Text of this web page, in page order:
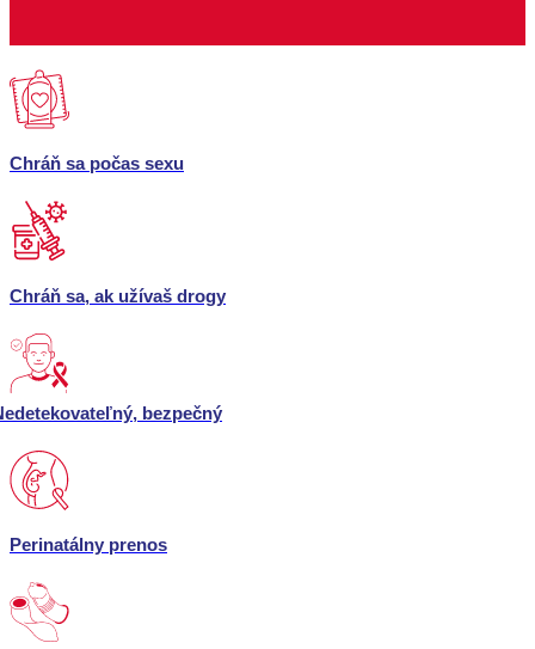
Chráň sa počas sexu
Chráň sa, ak užívaš drogy
bezpečný
Perinatálny prenos